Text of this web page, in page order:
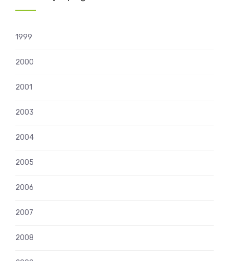
1999
2000
2001
2003
2004
2005
2006
2007
2008